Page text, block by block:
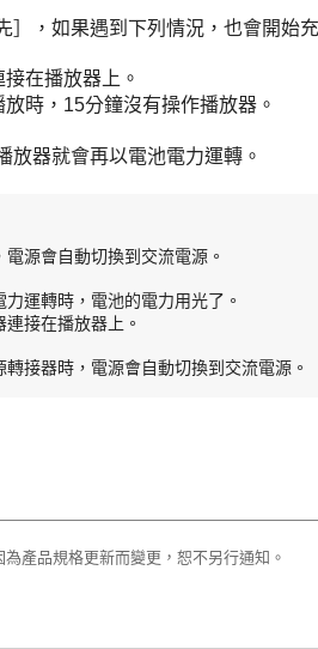
］，如果遇到下列情況，也會開始充
在播放器上。
時，15分鐘沒有操作播放器。
放器就會再以電池電力運轉。
源會自動切換到交流電源。
運轉時，電池的電力用光了。
接在播放器上。
轉接器時，電源會自動切換到交流電源。
產品規格更新而變更，恕不另行通知。